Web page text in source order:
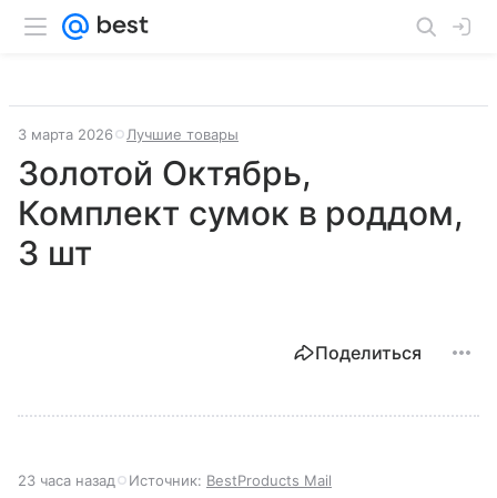
3 марта 2026 Лучшие товары
Золотой Октябрь,
Комплект сумок в роддом,
3 шт
Поделиться
23 часа назад Источник: BestProducts Mail